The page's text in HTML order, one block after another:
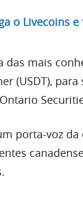
o Livecoins
das mais
(USDT),
porta-voz